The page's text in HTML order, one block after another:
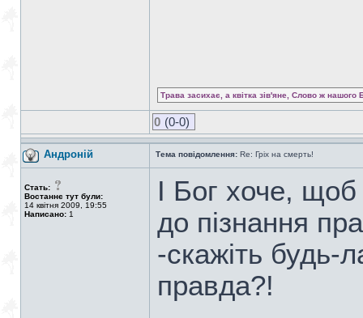
Трава засихає, а квітка зів'яне, Слово ж нашого
0 (0-0)
Андроній Тема повідомлення: Re: Гріх на смерть!
Стать:
Востаннє тут були:
14 квітня 2009, 19:55
Написано: 1
І Бог хоче,
до пізнання
-скажіть будь-
правда?!